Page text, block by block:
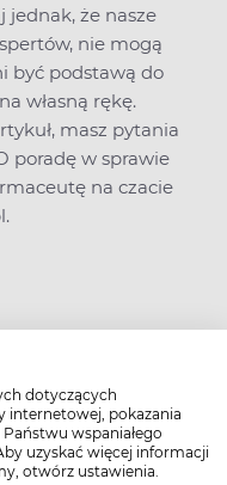
dotyczących
internetowej, pokazania
wspaniałego
uzyskać więcej informacji
otwórz ustawienia.
jednak, że nasze
nie mogą
być podstawą do
własną rękę.
masz pytania
poradę w sprawie
na czacie